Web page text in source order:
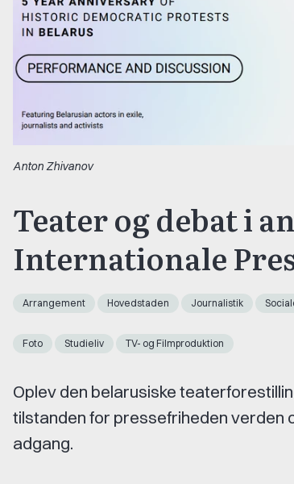
Anton Zhivanov
Teater og debat i
Internationale
Arrangement Hovedstaden Journalistik
Foto Studieliv TV- og Filmproduktion
Oplev den belarusiske
tilstanden for pressefriheden verden
adgang.